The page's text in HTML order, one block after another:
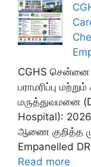
CGHS
பராமரிப்பு
மருத்துவமனை
Hospital):
ஆணை குறித்த
Empanelled
Read more